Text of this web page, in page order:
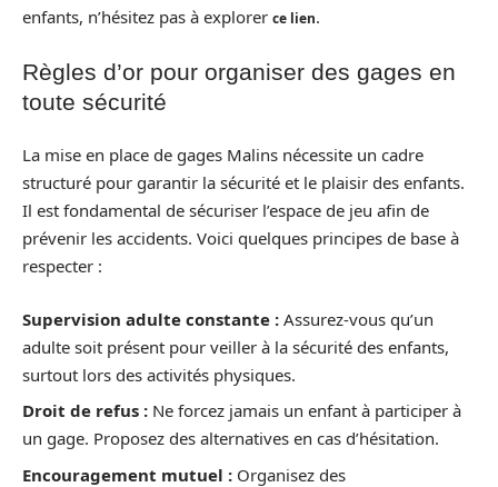
enfants, n’hésitez pas à explorer ce lien.
Règles d’or pour organiser des gages en
toute sécurité
La mise en place de gages Malins nécessite un cadre
structuré pour garantir la sécurité et le plaisir des enfants.
Il est fondamental de sécuriser l’espace de jeu afin de
prévenir les accidents. Voici quelques principes de base à
respecter :
Supervision adulte constante : Assurez-vous qu’un
adulte soit présent pour veiller à la sécurité des enfants,
surtout lors des activités physiques.
Droit de refus : Ne forcez jamais un enfant à participer à
un gage. Proposez des alternatives en cas d’hésitation.
Encouragement mutuel : Organisez des